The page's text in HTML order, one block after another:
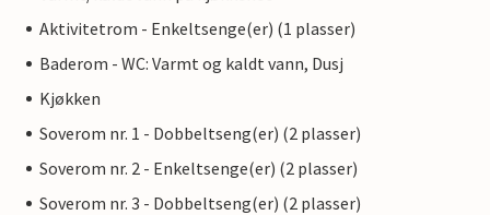
Aktivitetrom - Enkeltsenge(er) (1 plasser)
Baderom - WC: Varmt og kaldt vann, Dusj
Kjøkken
Soverom nr. 1 - Dobbeltseng(er) (2 plasser)
Soverom nr. 2 - Enkeltsenge(er) (2 plasser)
Soverom nr. 3 - Dobbeltseng(er) (2 plasser)